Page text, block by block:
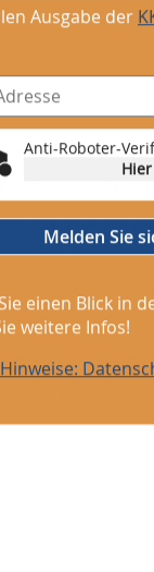
Anti-Roboter-
Melden Sie
weitere Infos!